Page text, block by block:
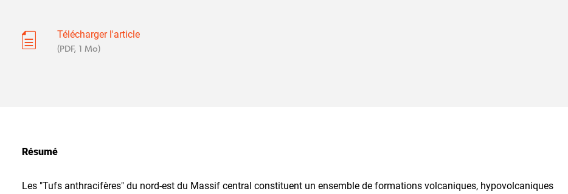
Télécharger l'article
(PDF, 1 Mo)
Résumé
Les "Tufs anthracifères" du nord-est du Massif central constituent un ensemble de formations volcaniques, hypovolcaniques